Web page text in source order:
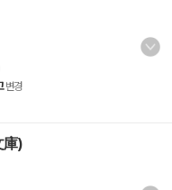
변경
庫)